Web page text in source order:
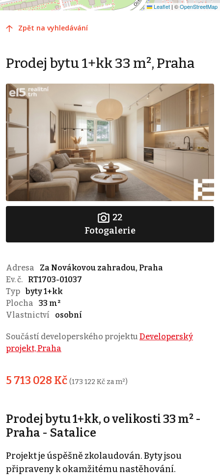
Leaflet | ©OpenStreetMap
Zpět na vyhledávání
Prodej bytu 1+kk 33 m², Praha
22
Fotogalerie
Adresa
Za Novákovou zahradou, Praha
Ev. č.
RT1703-01037
Typ byty 1+kk
Plocha
33 m²
Vlastnictví
osobní
Součástí developerského projektu Developerský
projekt, Praha
5 713 028 Kč (173 122 Kč za m²)
Prodej bytu 1+kk, o velikosti 33 m² -
Praha - Satalice
Projekt je úspěšně zkolaudován. Byty jsou
připraveny k okamžitému nastěhování.